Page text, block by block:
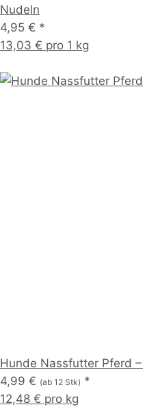
Nudeln
4,95 € *
13,03 € pro 1 kg
Hunde Nassfutter Pferd
4,99 € (ab 12 Stk) *
12,48 € pro kg